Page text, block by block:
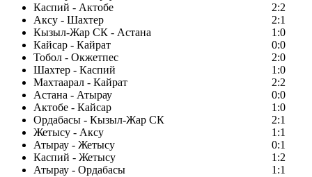
Каспий - Актобе
2:2
Аксу - Шахтер
2:1
Кызыл-Жар СК - Астана
1:0
Кайсар - Кайрат
0:0
Тобол - Окжетпес
2:0
Шахтер - Каспий
1:0
Махтаарал - Кайрат
2:2
Астана - Атырау
0:0
Актобе - Кайсар
1:0
Ордабасы - Кызыл-Жар СК
2:1
Жетысу - Аксу
1:1
Атырау - Жетысу
0:1
Каспий - Жетысу
1:2
Атырау - Ордабасы
1:1